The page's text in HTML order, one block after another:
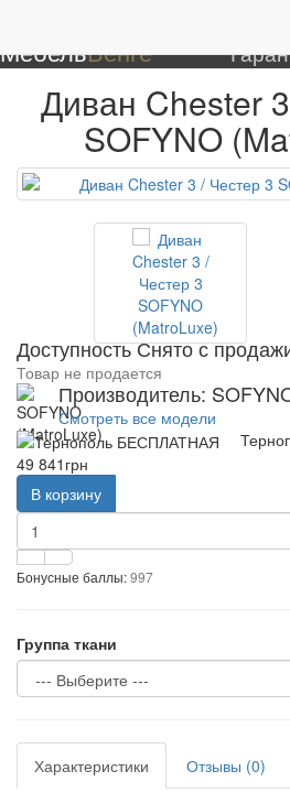
МебельВенге
Диван Chester
SOFYNO
Доступность Снято с
Товар не продается
Производитель:
Смотреть все модели
49 841грн
В корзину
Бонусные баллы:997
Группа ткани
Характеристики Отзывы (0)